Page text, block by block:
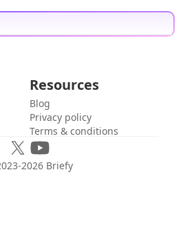
Resources
Blog
Privacy policy
Terms & conditions
2026 Briefy